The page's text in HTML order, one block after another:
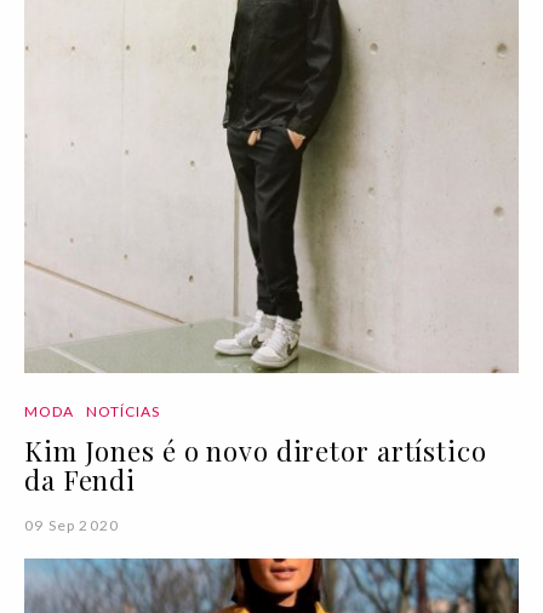
MODA NOTÍCIAS
Kim Jones é o novo diretor artístico
da Fendi
09 Sep 2020